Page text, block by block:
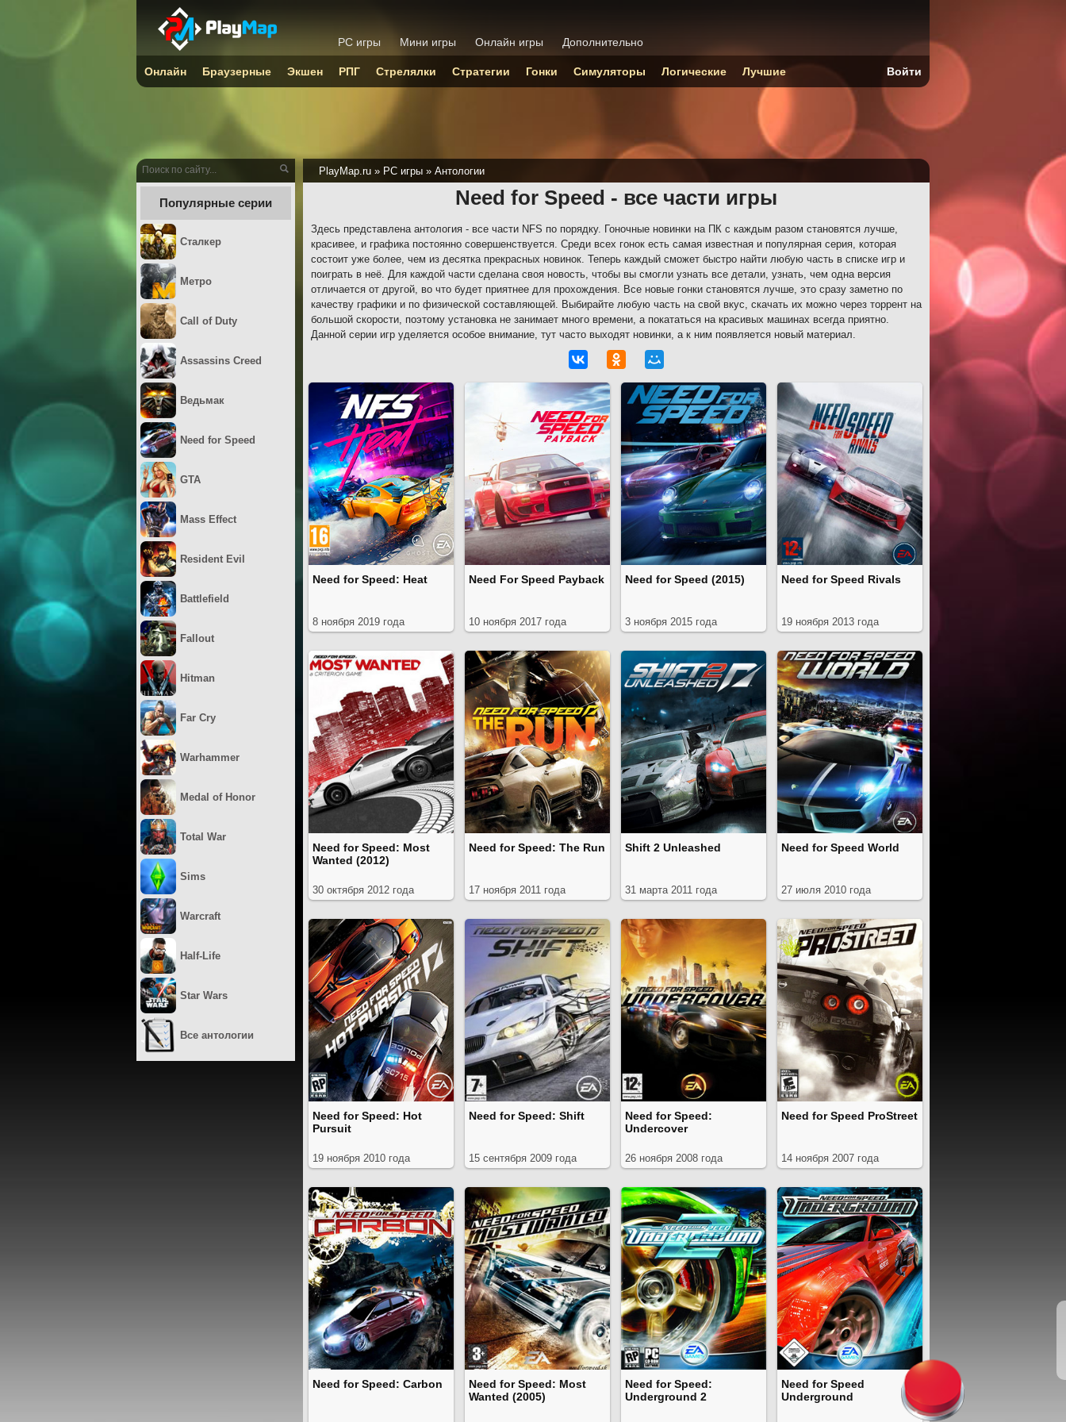
PlayMap.ru » PC игры » Антологии
Need for Speed - все части игры
Здесь представлена антология - все части NFS по порядку. Гоночные новинки на ПК с каждым разом становятся лучше,
красивее, и графика постоянно совершенствуется. Среди всех гонок есть самая известная и популярная серия, которая
состоит уже более, чем из десятка прекрасных новинок. Теперь каждый сможет быстро найти любую часть в списке игр и
поиграть в неё. Для каждой части сделана своя новость, чтобы вы смогли узнать все детали, узнать, чем одна версия
отличается от другой, во что будет приятнее для прохождения. Все новые гонки становятся лучше, это сразу заметно по
качеству графики и по физической составляющей. Выбирайте любую часть на свой вкус, скачать их можно через торрент на
большой скорости, поэтому установка не занимает много времени, а покататься на красивых машинах всегда приятно.
Данной серии игр уделяется особое внимание, тут часто выходят новинки, а к ним появляется новый материал.
Need for Speed: Heat
8 ноября 2019 года
Need For Speed Payback
10 ноября 2017 года
Need for Speed (2015)
3 ноября 2015 года
Need for Speed Rivals
19 ноября 2013 года
Need for Speed: Most
Wanted (2012)
30 октября 2012 года
Need for Speed: The Run
17 ноября 2011 года
Shift 2 Unleashed
31 марта 2011 года
Need for Speed World
27 июля 2010 года
Need for Speed: Hot
Pursuit
19 ноября 2010 года
Need for Speed: Shift
15 сентября 2009 года
Need for Speed:
Undercover
26 ноября 2008 года
Need for Speed ProStreet
14 ноября 2007 года
Need for Speed: Carbon
Need for Speed: Most
Wanted (2005)
Need for Speed:
Underground 2
Need for Speed
Underground
Популярные серии
Сталкер
Метро
Call of Duty
Assassins Creed
Ведьмак
Need for Speed
GTA
Mass Effect
Resident Evil
Battlefield
Fallout
Hitman
Far Cry
Warhammer
Medal of Honor
Total War
Sims
Warcraft
Half-Life
Star Wars
Все антологии
PC игры Мини игры Онлайн игры Дополнительно
Онлайн Браузерные Экшен РПГ Стрелялки Стратегии Гонки Симуляторы Логические Лучшие Войти